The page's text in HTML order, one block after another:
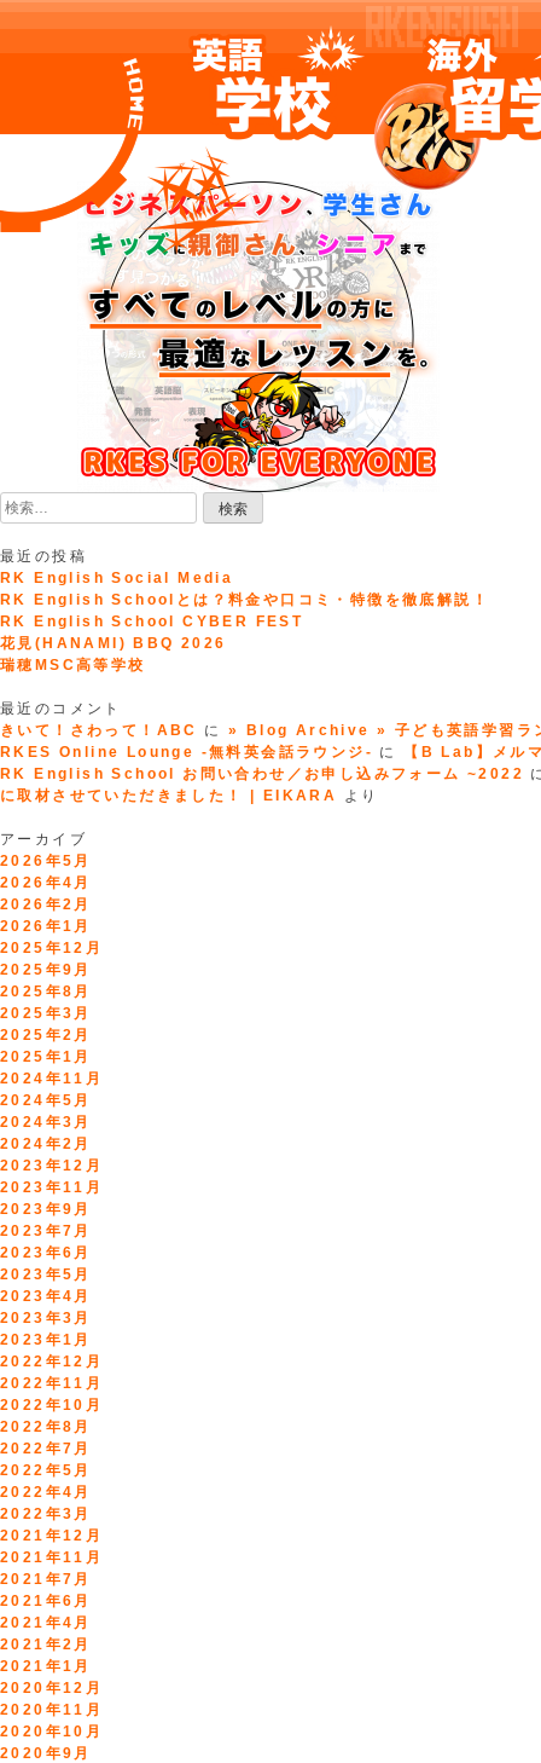
to
content
検
索:
最近の投稿
RK English Social Media
RK English Schoolとは？料金や口コミ・特徴を徹底解説！
RK English School CYBER FEST
花見(HANAMI) BBQ 2026
瑞穂MSC高等学校
最近のコメント
きいて！さわって！ABC
に» Blog Archive » 子ども英語学習ラ
RKES Online Lounge -無料英会話ラウンジ- に
【B Lab】メ
RK English School お問い合わせ／お申し込みフォーム ~2022
に取材させていただきました！ | EIKARA
より
アーカイブ
2026年5月
2026年4月
2026年2月
2026年1月
2025年12月
2025年9月
2025年8月
2025年3月
2025年2月
2025年1月
2024年11月
2024年5月
2024年3月
2024年2月
2023年12月
2023年11月
2023年9月
2023年7月
2023年6月
2023年5月
2023年4月
2023年3月
2023年1月
2022年12月
2022年11月
2022年10月
2022年8月
2022年7月
2022年5月
2022年4月
2022年3月
2021年12月
2021年11月
2021年7月
2021年6月
2021年4月
2021年2月
2021年1月
2020年12月
2020年11月
2020年10月
2020年9月